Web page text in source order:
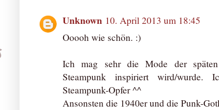
Unknown 10. April 2013 um 18:45
Ooooh wie schön. :)
Ich mag sehr die Mode der
Steampunk inspiriert wird/
Steampunk-Opfer ^^
Ansonsten die 1940er und die Punk-